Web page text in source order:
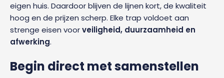
eigen huis. Daardoor blijven de lijnen kort, de kwaliteit
hoog en de prijzen scherp. Elke trap voldoet aan
strenge eisen voorveiligheid, duurzaamheid en
afwerking.
Begin direct met samenstellen